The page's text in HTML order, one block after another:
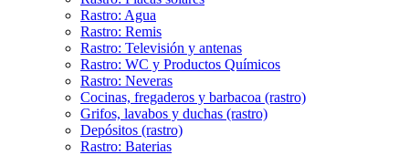
Rastro: Agua
Rastro: Remis
Rastro: Televisión y antenas
Rastro: WC y Productos Químicos
Rastro: Neveras
Cocinas, fregaderos y barbacoa (rastro)
Grifos, lavabos y duchas (rastro)
Depósitos (rastro)
Rastro: Baterias